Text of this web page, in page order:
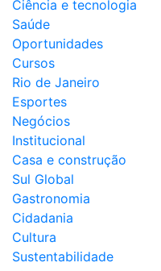
Ciência e tecnologia
Saúde
Oportunidades
Cursos
Rio de Janeiro
Esportes
Negócios
Institucional
Casa e construção
Sul Global
Gastronomia
Cidadania
Cultura
Sustentabilidade